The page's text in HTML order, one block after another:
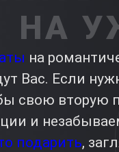
НА
на
Вас. Если
свою вторую
и
подарить,